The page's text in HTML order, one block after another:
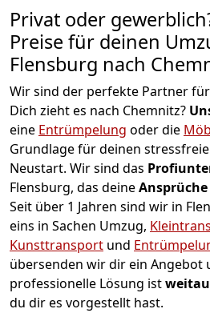
Privat oder
Preise für deinen
Flensburg nach
Wir sind der perfekte Partner für
Dich zieht es nach Chemnitz?
eine Entrümpelung oder die
Grundlage für deinen
Neustart. Wir sind das
Flensburg, das deine
Seit über 1 Jahren sind wir in
eins in Sachen Umzug,
Kunsttransport und
übersenden wir dir ein Angebot
professionelle Lösung ist
du dir es vorgestellt hast.